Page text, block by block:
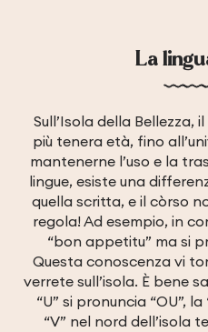
La
Sull’Isola della Bellezza,
più tenera età, fino
mantenerne l’uso e la
lingue, esiste una
quella scritta, e il còrso
regola! Ad esempio, in
“bon appetitu” ma si
Questa conoscenza vi
verrete sull’isola. È bene
“U” si pronuncia “OU”,
“V” nel nord dell’isola